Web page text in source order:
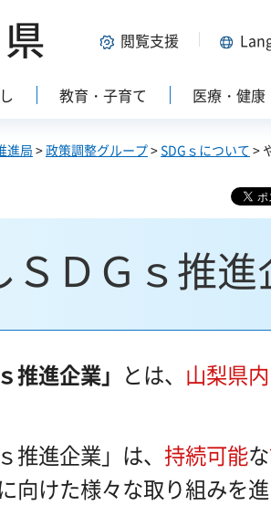
閲覧支援
教育・子育て 医療・健康
進局 >政策調整グループ>SDGｓについて >
ＳＤＧｓ推
推進企業」 とは、 山梨県
推進企業」は、 持続可能な
向けた様々な取り組みを進